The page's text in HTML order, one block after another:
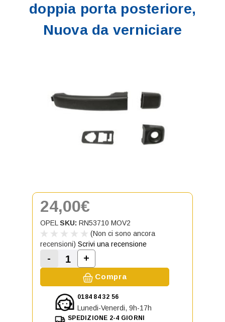
doppia porta posteriore,
Nuova da verniciare
24,00€
OPEL SKU: RN53710 MOV2
(Non ci sono ancora
recensioni) Scrivi una recensione
Diminuisci la quantità di Maniglia baule
-
Aumenta la quantità di Maniglia
+
Compra
0184 84 32 56
Lunedi-Venerdi, 9h-17h
SPEDIZIONE 2-4 GIORNI